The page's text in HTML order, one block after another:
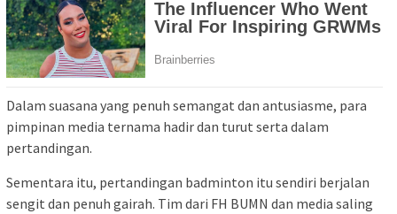
Dalam suasana yang penuh semangat dan antusiasme, para
pimpinan media ternama hadir dan turut serta dalam
pertandingan.
Sementara itu, pertandingan badminton itu sendiri berjalan
sengit dan penuh gairah. Tim dari FH BUMN dan media saling